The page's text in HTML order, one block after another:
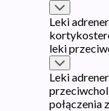
Leki
leki
Leki
połączenia